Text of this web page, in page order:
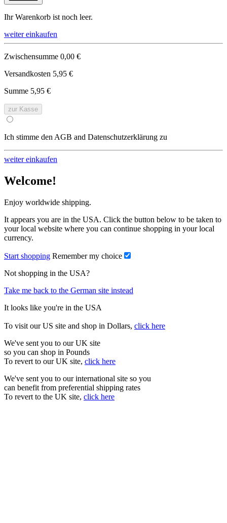
Ihr Warenkorb ist noch leer.
weiter einkaufen
Zwischensumme 0,00 €
Versandkosten 5,95 €
Summe 5,95 €
zur Kasse
Ich stimme den AGB and Datenschutzerklärung zu
weiter einkaufen
Welcome!
Enjoy worldwide shipping.
It appears you are in the USA. Click the button below to be taken to
your local website where you can continue shopping in your local
currency.
Start shopping Remember my choice
Not shopping in the USA?
Take me back to the German site instead
It looks like you're in the USA
To visit our US site and shop in Dollars, click here
We've sent you to our UK site
so you can shop in Pounds
To revert to our UK site, click here
We've sent you to our international site so you
can benefit from preferential shipping rates
To revert to the UK site, click here